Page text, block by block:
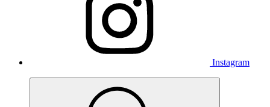
Instagram